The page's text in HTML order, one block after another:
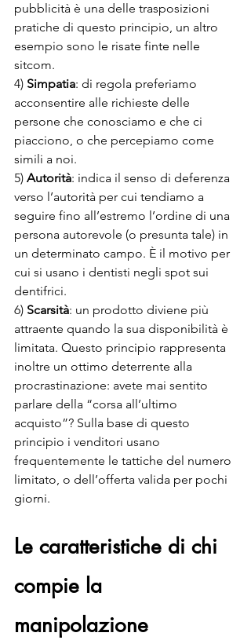
pubblicità è una delle trasposizioni
pratiche di questo principio, un altro
esempio sono le risate finte nelle
sitcom.
4) Simpatia: di regola preferiamo
acconsentire alle richieste delle
persone che conosciamo e che ci
piacciono, o che percepiamo come
simili a noi.
5) Autorità: indica il senso di deferenza
verso l’autorità per cui tendiamo a
seguire fino all’estremo l’ordine di una
persona autorevole (o presunta tale) in
un determinato campo. È il motivo per
cui si usano i dentisti negli spot sui
dentifrici.
6) Scarsità: un prodotto diviene più
attraente quando la sua disponibilità è
limitata. Questo principio rappresenta
inoltre un ottimo deterrente alla
procrastinazione: avete mai sentito
parlare della “corsa all’ultimo
acquisto”? Sulla base di questo
principio i venditori usano
frequentemente le tattiche del numero
limitato, o dell’offerta valida per pochi
giorni.
Le caratteristiche di chi
compie la
manipolazione